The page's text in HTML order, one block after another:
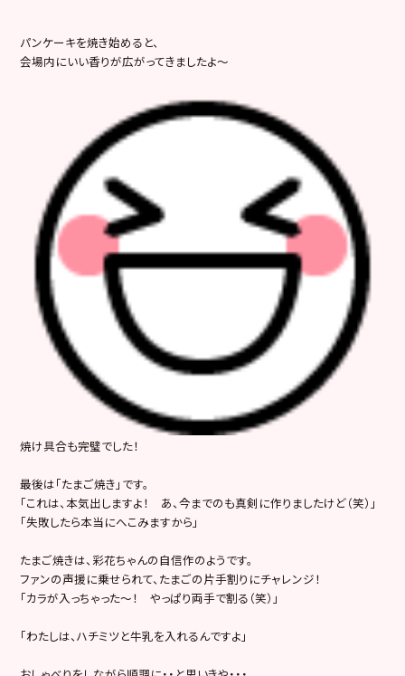
パンケーキを焼き始めると、
会場内にいい香りが広がってきましたよ～
焼け具合も完璧でした！
最後は「たまご焼き」です。
「これは、本気出しますよ！ あ、今までのも真剣に作りましたけど（笑）」
「失敗したら本当にへこみますから」
たまご焼きは、彩花ちゃんの自信作のようです。
ファンの声援に乗せられて、たまごの片手割りにチャレンジ！
「カラが入っちゃった～！ やっぱり両手で割る（笑）」
「わたしは、ハチミツと牛乳を入れるんですよ」